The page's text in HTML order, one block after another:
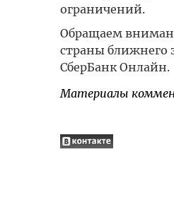
ограничений.
Обращаем
страны
СберБанк Онлайн.
Материалы